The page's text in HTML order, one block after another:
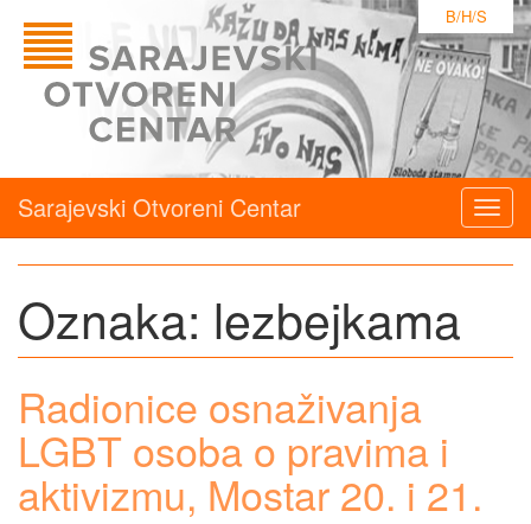
B/H/S
Sarajevski Otvoreni Centar
Oznaka: lezbejkama
Radionice osnaživanja
LGBT osoba o pravima i
aktivizmu, Mostar 20. i 21.